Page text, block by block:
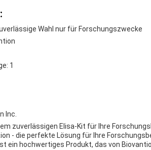
Wahl nur für Forschungszwecke
1
Inc.
zuverlässigen Elisa-Kit für Ihre
- die perfekte Lösung für Ihre
ein hochwertiges Produkt, das von